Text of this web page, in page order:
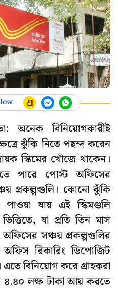
অনেক বিনিয়োগকারীই
ঝুঁকি নিতে পছন্দ করেন
স্কিমের খোঁজে থাকেন।
পারে পোস্ট অফিসের
প্রকল্পগুলি। কোনো ঝুঁকি
পাওয়া যায় এই স্কিমগুলি
যা প্রতি তিন মাস
অফিসের সঞ্চয় প্রকল্পগুলির
রিকারিং ডিপোজিট
বিনিয়োগ করে গ্রাহকরা
৪.৪০ লক্ষ টাকা আয় করতে